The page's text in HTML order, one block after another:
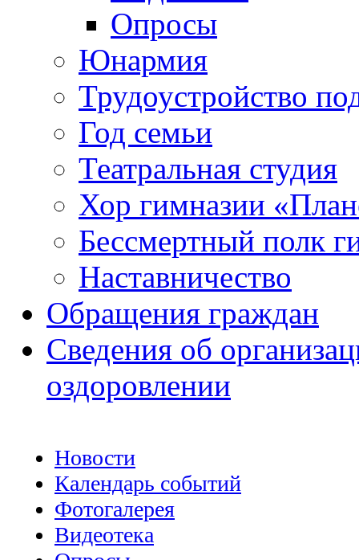
Опросы
Юнармия
Трудоустройство
Год семьи
Театральная студия
Хор гимназии
Бессмертный полк
Наставничество
Обращения граждан
Сведения об
оздоровлении
Новости
Календарь событий
Фотогалерея
Видеотека